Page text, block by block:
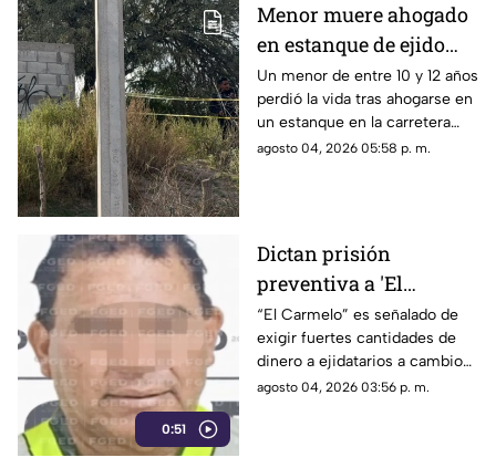
Menor muere ahogado
en estanque de ejido
Hormiguero; su madre
y su hermana sacaron
el cuerpo
Un menor de entre 10 y 12 años
perdió la vida tras ahogarse en
un estanque en la carretera
Torreón-San Pedro a la altura
agosto 04, 2026 05:58 p. m.
0:51
Dictan prisión
preventiva a 'El
Carmelo' por presunta
extorsión en módulo de
riego en Gómez Palacio
“El Carmelo” es señalado de
exigir fuertes cantidades de
dinero a ejidatarios a cambio
de no suspenderles el
agosto 04, 2026 03:56 p. m.